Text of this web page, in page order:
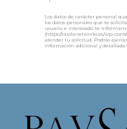
Los datos de carácter personal
los datos personales que te
usuario e interesado te
(https://raiolanetworks.es/wp-
atender tu solicitud. Podrás
información adicional y